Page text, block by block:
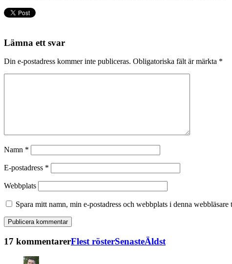
Lämna ett svar
Din e-postadress kommer inte publiceras. Obligatoriska fält är märkta *
Namn *
E-postadress *
Webbplats
Spara mitt namn, min e-postadress och webbplats i denna
17 kommentarerFlest rösterSenasteÄldst